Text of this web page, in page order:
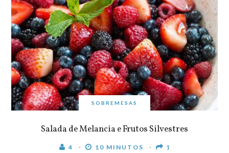
SOBREMESAS
Salada de Melancia e Frutos Silvestres
4 10 MINUTOS 1